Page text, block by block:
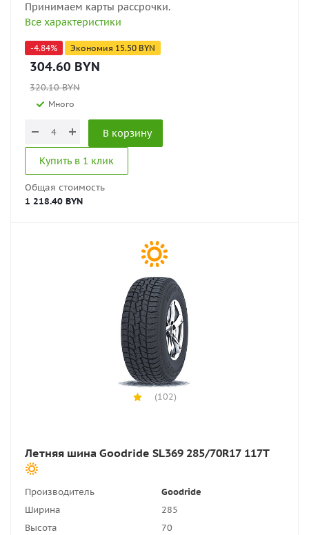
Принимаем карты рассрочки.
Все характеристики
-4.84% Экономия 15.50 BYN
304.60 BYN
320.10BYN
Много
В корзину
Купить в 1 клик
Общая стоимость
1 218.40 BYN
(102)
Летняя шина Goodride SL369 285/70R17 117T
Производитель
Goodride
Ширина
285
Высота
70